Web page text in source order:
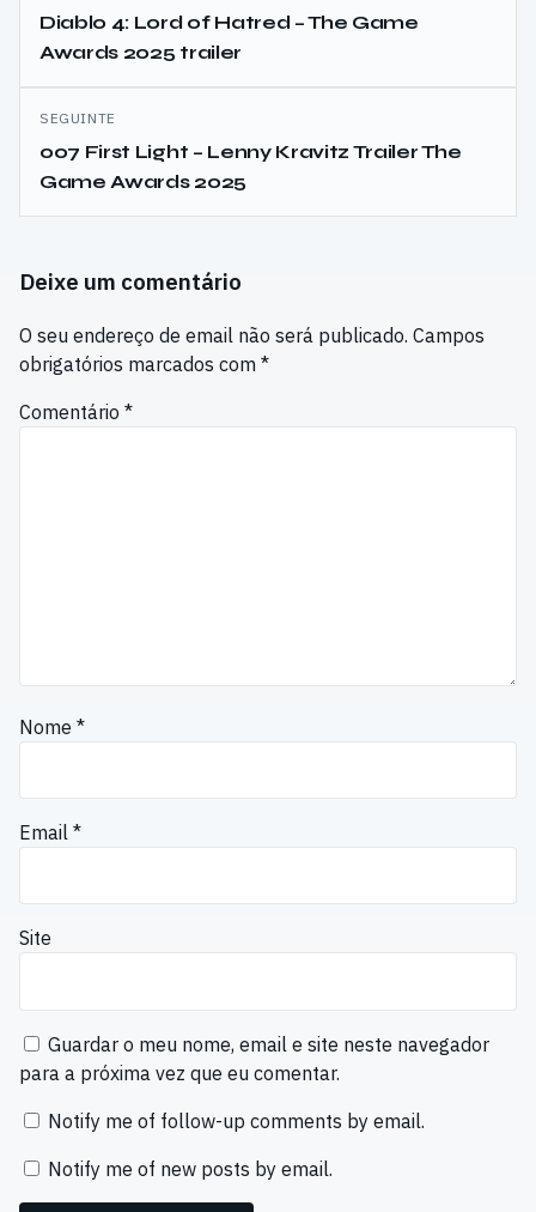
de
artigos
Diablo 4: Lord of Hatred – The Game
Awards 2025 trailer
SEGUINTE
007 First Light – Lenny Kravitz Trailer The
Game Awards 2025
Deixe um comentário
O seu endereço de email não será publicado. Campos
obrigatórios marcados com *
Comentário *
Nome *
Email *
Site
Guardar o meu nome, email e site neste navegador
para a próxima vez que eu comentar.
Notify me of follow-up comments by email.
Notify me of new posts by email.